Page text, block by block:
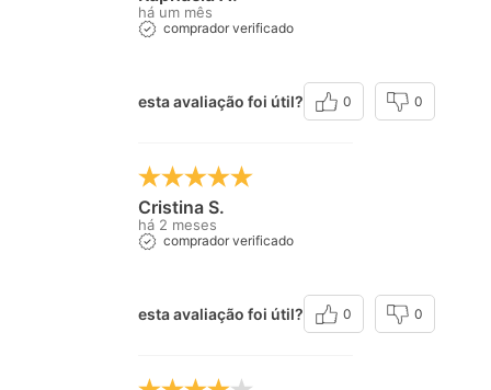
há um mês
comprador verificado
esta avaliação foi útil? 0 0
Cristina S.
há 2 meses
comprador verificado
esta avaliação foi útil? 0 0